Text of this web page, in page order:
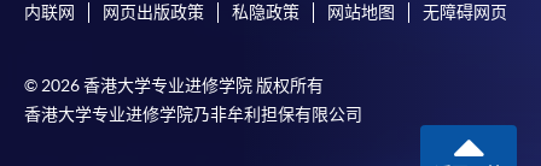
内联网 网页出版政策 私隐政策 网站地图 无障碍网页
© 2026 香港大学专业进修学院 版权所有
香港大学专业进修学院乃非牟利担保有限公司